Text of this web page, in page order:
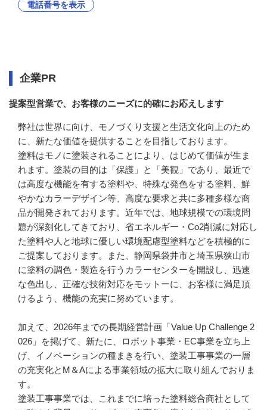
電話番号を表示
企業PR
提案型営業で、お客様のニーズに的確にお応えします
弊社は世界に向け、モノづくり支援と生活文化向上のため
に、新たな価値を提供することを目指しております。
塗料はモノに塗装されることにより、はじめて価値が生ま
れます。塗装の目的は「保護」と「美観」であり、最近で
は高度な機能を有する塗料や、特殊な発色をする塗料、鮮
やかなカラーデザイン等、高度な要求と共に多種多様な商
品が開発されております。近年では、地球規模での環境問
題が深刻化してきており、省エネルギー・Co2削減に対応し
た塗料や人と地球に優しい環境配慮型塗料などを積極的に
ご提案しております。また、静岡県袋井市と埼玉県狭山市
に塗料の調色・製造を行うカラーセンターを開設し、迅速
な色出し、正確な技術対応をモットーに、お客様に満足頂
けるよう、機能の充実に努めています。
加えて、2026年までの長期経営計画「Value Up Challenge 2
026」を掲げて、新たに、ロボット事業・EC事業を立ち上
げ、イノベーションの種まきを行い、塗装工事事業の一層
の充実化とM＆Aによる事業領域の拡大に取り組んでおりま
す。
塗装工事事業では、これまでに培った塗料総合商社として